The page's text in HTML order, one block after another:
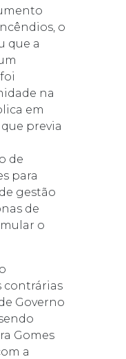
o
que a
na
em
que previa
de
para
gestão
de
o
contrárias
Governo
Gomes
a